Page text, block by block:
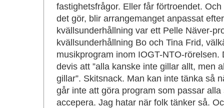
fastighetsfrågor. Eller får förtroendet.
det gör, blir arrangemanget anpassat
kvällsunderhållning var ett Pelle Näver-
kvällsunderhållning Bo och Tina Frid,
musikprogram inom IOGT-NTO-rörelsen.
devis att ”alla kanske inte gillar allt, men
gillar”. Skitsnack. Man kan inte tänka så
går inte att göra program som passar
accepera. Jag hatar när folk tänker så.